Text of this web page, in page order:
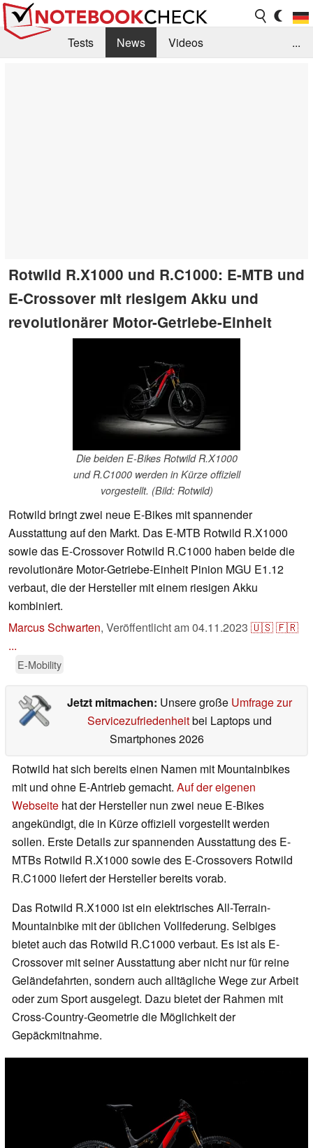
Tests News
Videos
...
Rotwild R.X1000 und R.C1000: E-MTB und
E-Crossover mit riesigem Akku und
revolutionärer Motor-Getriebe-Einheit
Die beiden E-Bikes Rotwild R.X1000
und R.C1000 werden in Kürze offiziell
vorgestellt. (Bild: Rotwild)
Rotwild bringt zwei neue E-Bikes mit spannender
Ausstattung auf den Markt. Das E-MTB Rotwild R.X1000
sowie das E-Crossover Rotwild R.C1000 haben beide die
revolutionäre Motor-Getriebe-Einheit Pinion MGU E1.12
verbaut, die der Hersteller mit einem riesigen Akku
kombiniert.
Marcus Schwarten, Veröffentlicht am04.11.2023 🇺🇸🇫🇷
...
E-Mobility
Jetzt mitmachen: Unsere große Umfrage zur
Servicezufriedenheitbei Laptops und
Smartphones 2026
Rotwild hat sich bereits einen Namen mit Mountainbikes
mit und ohne E-Antrieb gemacht. Auf der eigenen
Webseite hat der Hersteller nun zwei neue E-Bikes
angekündigt, die in Kürze offiziell vorgestellt werden
sollen. Erste Details zur spannenden Ausstattung des E-
MTBs Rotwild R.X1000 sowie des E-Crossovers Rotwild
R.C1000 liefert der Hersteller bereits vorab.
Das Rotwild R.X1000 ist ein elektrisches All-Terrain-
Mountainbike mit der üblichen Vollfederung. Selbiges
bietet auch das Rotwild R.C1000 verbaut. Es ist als E-
Crossover mit seiner Ausstattung aber nicht nur für reine
Geländefahrten, sondern auch alltägliche Wege zur Arbeit
oder zum Sport ausgelegt. Dazu bietet der Rahmen mit
Cross-Country-Geometrie die Möglichkeit der
Gepäckmitnahme.